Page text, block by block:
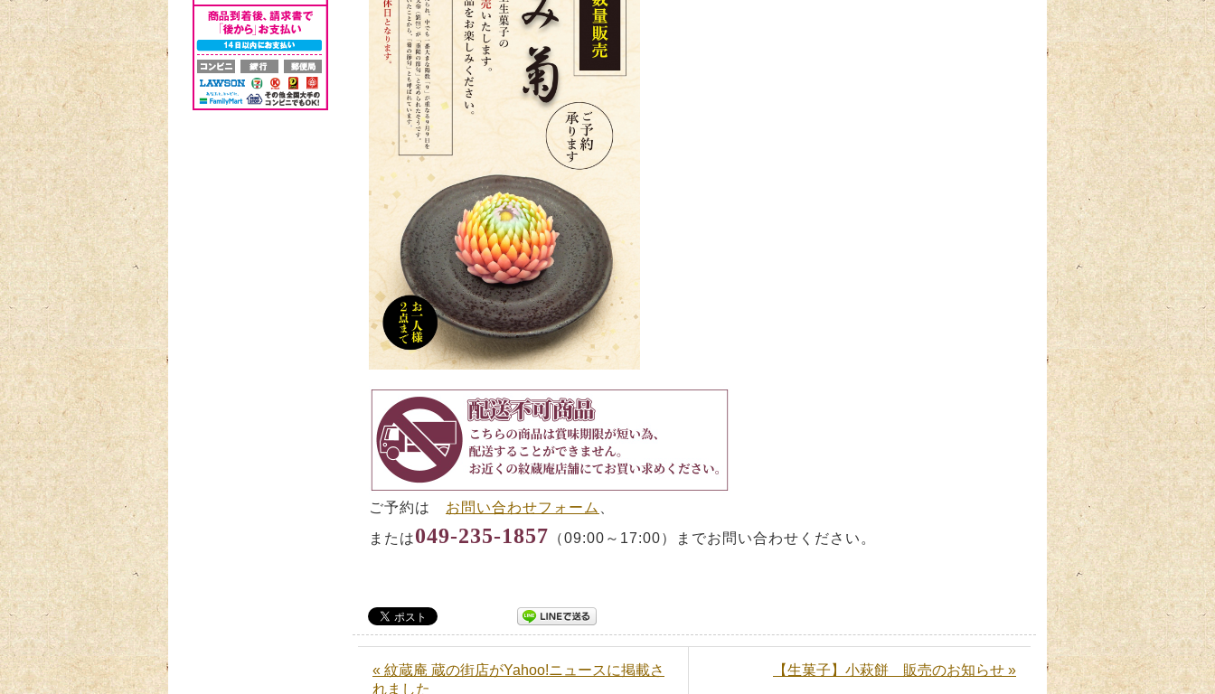
ご予約は お問い合わせフォーム
または049-235-1857 （09:00～17:00）までお問い合わせください。
« 紋蔵庵 蔵の街店がYahoo!ニュースに掲載さ
れました
【生菓子】小萩餅 販売のお知らせ »